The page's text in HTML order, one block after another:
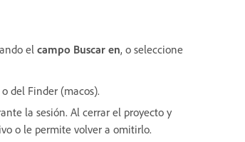
el campo Buscar en, o seleccione
del Finder (macos).
la sesión. Al cerrar el proyecto y
o le permite volver a omitirlo.